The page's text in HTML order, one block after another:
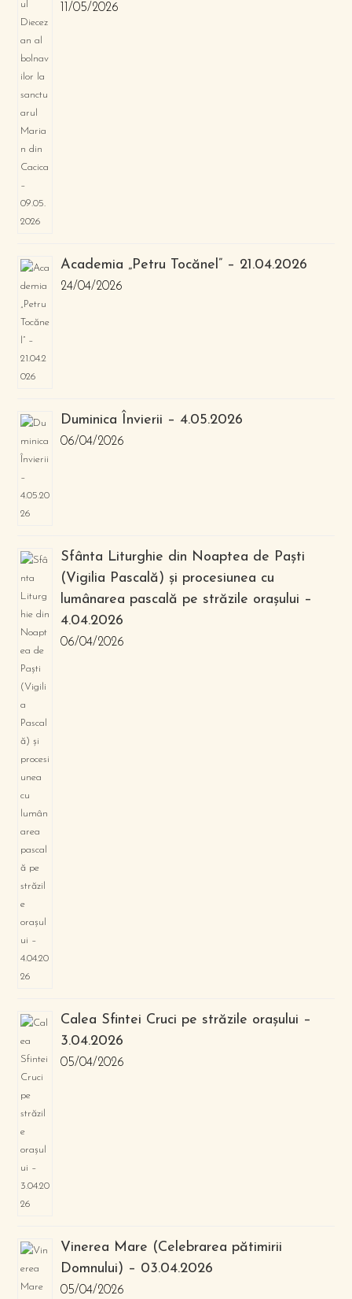
11/05/2026
Academia „Petru Tocănel” – 21.04.2026
24/04/2026
Duminica Învierii – 4.05.2026
06/04/2026
Sfânta Liturghie din Noaptea de Paști
(Vigilia Pascală) și procesiunea cu
lumânarea pascală pe străzile orașului –
4.04.2026
06/04/2026
Calea Sfintei Cruci pe străzile orașului –
3.04.2026
05/04/2026
Vinerea Mare (Celebrarea pătimirii
Domnului) – 03.04.2026
05/04/2026